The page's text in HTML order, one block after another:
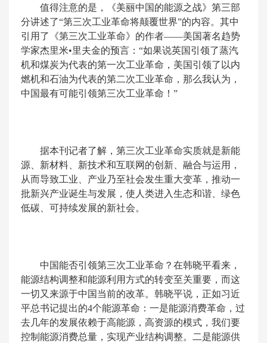
值得注意的是，《美丽中国的能源之战》第三部
分讲述了“第三次工业革命将颠覆世界”的内容。其中
引用了《第三次工业革命》的作者——美国著名趋势
学家杰里米•里夫金的预言：“如果说英国引领了蒸汽
机和煤炭为代表的第一次工业革命，美国引领了以内
燃机和石油为代表的第二次工业革命，那么我认为，
中国最有可能引领第三次工业革命！”
据本刊记者了解，第三次工业革命实质就是新能
源、新材料、新技术和互联网的创新、融合与运用，
从而导致工业、产业乃至社会发生重大变革，推动一
批新兴产业诞生与发展，使人类进入生态和谐、绿色
低碳、可持续发展的新社会。
中国能否引领第三次工业革命？在韩晓平看来，
能源结构调整和能源利用方式的转变至关重要，而这
一切又来源于中国当前的改革。韩晓平说，正如习近
平总书记提出的4个能源革命：一是能源消费革命，过
去几年的发展依赖于高能源，高资源的模式，我们要
控制能源消费总量，实现产业结构调整。二是能源供